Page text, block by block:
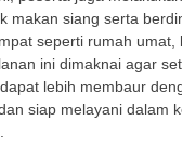
makan siang serta
seperti rumah umat,
ini dimaknai agar
lebih membaur
siap melayani dalam